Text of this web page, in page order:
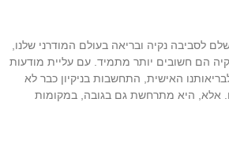
לסביבה נקיה ובריאה בעולם המודרני שלנו,
הם חשובים יותר מתמיד. עם עליית מודעות
האישית, התחשבות בניקיון כבר לא
אלא, היא מתרחשת גם בגובה, במקומות